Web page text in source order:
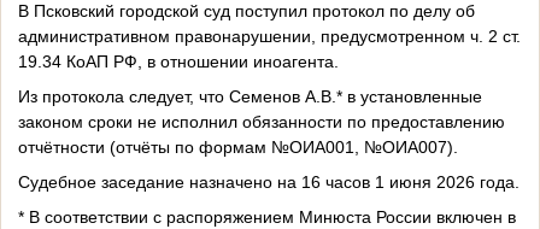
В Псковский городской суд поступил протокол по делу об
административном правонарушении, предусмотренном ч. 2 ст.
19.34 КоАП РФ, в отношении иноагента.
Из протокола следует, что Семенов А.В.* в установленные
законом сроки не исполнил обязанности по предоставлению
отчётности (отчёты по формам №ОИА001, №ОИА007).
Судебное заседание назначено на 16 часов 1 июня 2026 года.
* В соответствии с распоряжением Минюста России включен в